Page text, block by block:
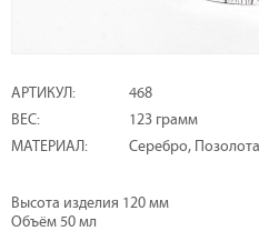
АРТИКУЛ:
468
ВЕС:
123 грамм
МАТЕРИАЛ:
Серебро, Позолота
Высота изделия 120 мм
Объём 50 мл